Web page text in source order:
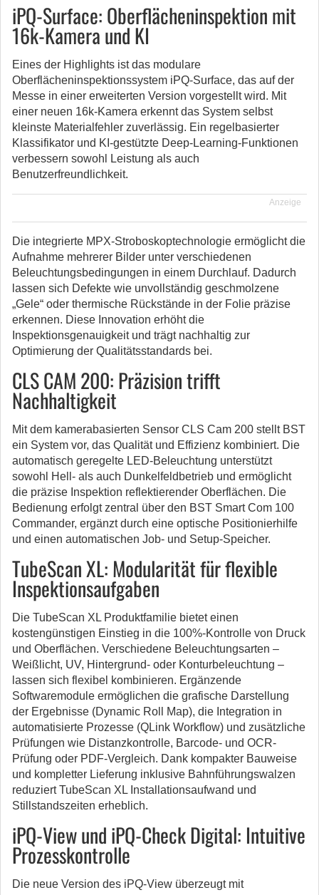
iPQ-Surface: Oberflächeninspektion mit
16k-Kamera und KI
Eines der Highlights ist das modulare
Oberflächeninspektionssystem iPQ-Surface, das auf der
Messe in einer erweiterten Version vorgestellt wird. Mit
einer neuen 16k-Kamera erkennt das System selbst
kleinste Materialfehler zuverlässig. Ein regelbasierter
Klassifikator und KI-gestützte Deep-Learning-Funktionen
verbessern sowohl Leistung als auch
Benutzerfreundlichkeit.
Anzeige
Die integrierte MPX-Stroboskoptechnologie ermöglicht die
Aufnahme mehrerer Bilder unter verschiedenen
Beleuchtungsbedingungen in einem Durchlauf. Dadurch
lassen sich Defekte wie unvollständig geschmolzene
„Gele“ oder thermische Rückstände in der Folie präzise
erkennen. Diese Innovation erhöht die
Inspektionsgenauigkeit und trägt nachhaltig zur
Optimierung der Qualitätsstandards bei.
CLS CAM 200: Präzision trifft
Nachhaltigkeit
Mit dem kamerabasierten Sensor CLS Cam 200 stellt BST
ein System vor, das Qualität und Effizienz kombiniert. Die
automatisch geregelte LED-Beleuchtung unterstützt
sowohl Hell- als auch Dunkelfeldbetrieb und ermöglicht
die präzise Inspektion reflektierender Oberflächen. Die
Bedienung erfolgt zentral über den BST Smart Com 100
Commander, ergänzt durch eine optische Positionierhilfe
und einen automatischen Job- und Setup-Speicher.
TubeScan XL: Modularität für flexible
Inspektionsaufgaben
Die TubeScan XL Produktfamilie bietet einen
kostengünstigen Einstieg in die 100%-Kontrolle von Druck
und Oberflächen. Verschiedene Beleuchtungsarten –
Weißlicht, UV, Hintergrund- oder Konturbeleuchtung –
lassen sich flexibel kombinieren. Ergänzende
Softwaremodule ermöglichen die grafische Darstellung
der Ergebnisse (Dynamic Roll Map), die Integration in
automatisierte Prozesse (QLink Workflow) und zusätzliche
Prüfungen wie Distanzkontrolle, Barcode- und OCR-
Prüfung oder PDF-Vergleich. Dank kompakter Bauweise
und kompletter Lieferung inklusive Bahnführungswalzen
reduziert TubeScan XL Installationsaufwand und
Stillstandszeiten erheblich.
iPQ-View und iPQ-Check Digital: Intuitive
Prozesskontrolle
Die neue Version des iPQ-View überzeugt mit